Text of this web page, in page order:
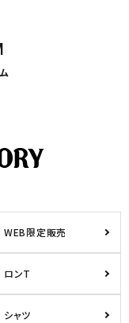
WEB限定販売
ロンT
シャツ